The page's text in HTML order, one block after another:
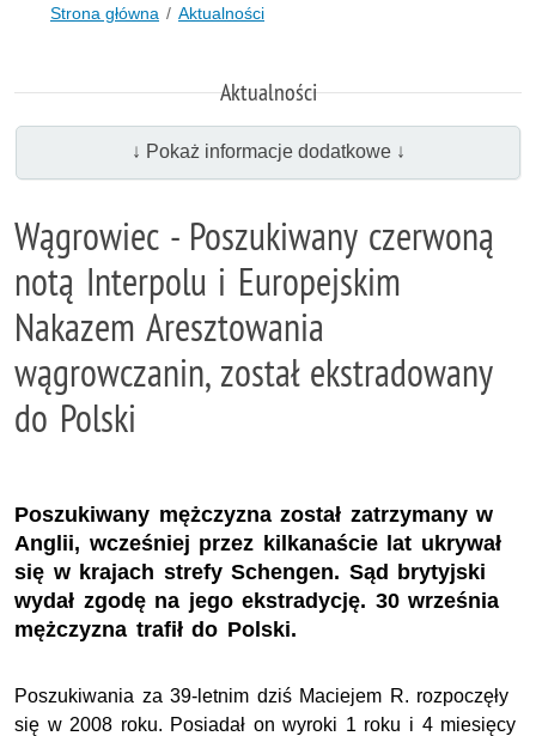
Strona główna Aktualności
Aktualności
↓ Pokaż informacje dodatkowe ↓
Wągrowiec - Poszukiwany czerwoną
notą Interpolu i Europejskim
Nakazem Aresztowania
wągrowczanin, został ekstradowany
do Polski
Poszukiwany mężczyzna został zatrzymany w
Anglii, wcześniej przez kilkanaście lat ukrywał
się w krajach strefy Schengen. Sąd brytyjski
wydał zgodę na jego ekstradycję. 30 września
mężczyzna trafił do Polski.
Poszukiwania za 39-letnim dziś Maciejem R. rozpoczęły
się w 2008 roku. Posiadał on wyroki 1 roku i 4 miesięcy